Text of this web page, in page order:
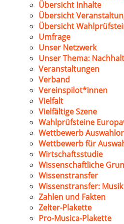
Übersicht Inhalte
Übersicht
Übersicht
Umfrage
Unser Netzwerk
Unser Thema:
Veranstaltungen
Verband
Vereinspilot*innen
Vielfalt
Vielfältige Szene
Wahlprüfsteine
Wettbewerb
Wettbewerb für
Wirtschaftsstudie
Wissenschaftliche
Wissenstransfer
Wissenstransfer:
Zahlen und Fakten
Zelter-Plakette
Pro-Musica-Plakette